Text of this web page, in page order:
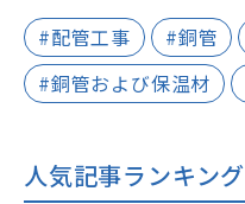
#配管工事 #銅管
#銅管および保温材
人気記事ランキング